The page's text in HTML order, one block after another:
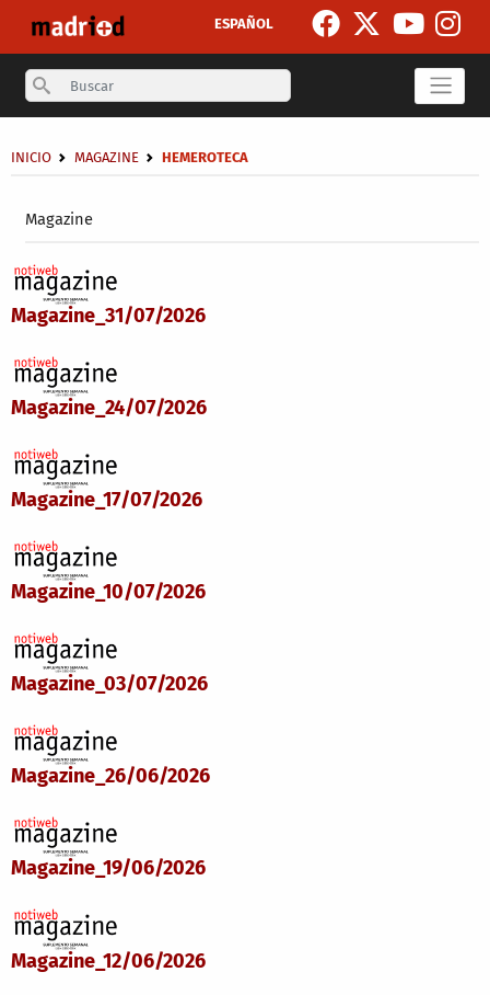
ESPAÑOL
Search
Magazine
Breadcrumb
INICIO MAGAZINE HEMEROTECA
Magazine_31/07/2026
Magazine_24/07/2026
Magazine_17/07/2026
Magazine_10/07/2026
Magazine_03/07/2026
Magazine_26/06/2026
Magazine_19/06/2026
Magazine_12/06/2026